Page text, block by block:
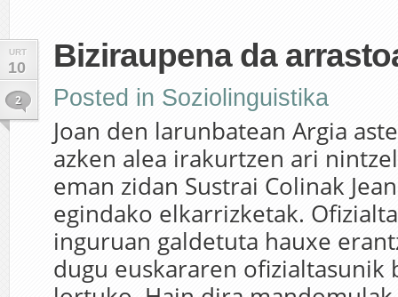
URT
10
2
Biziraupena da
Posted in Soziolinguistika
Joan den larunbatean Argia
azken alea irakurtzen ari
eman zidan Sustrai Colinak
egindako elkarrizketak.
inguruan galdetuta hauxe
dugu euskararen ofizialtasunik